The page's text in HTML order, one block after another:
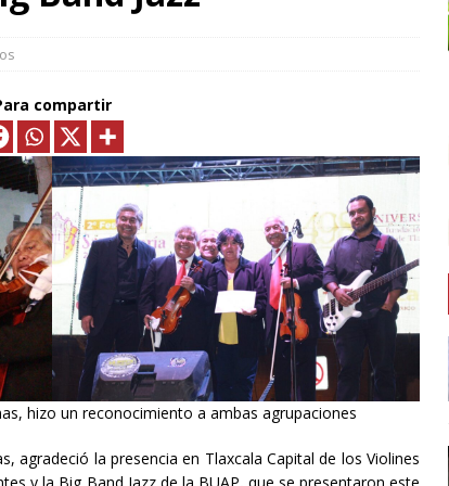
IMPULSA NEGOCIOS DE 362 FAMILIAS CON MÁS DE 9.5 MDP
QUE ANALIZARÁN LA EXPLOTACIÓN DE GAS NATURAL NO
FORTALECER LA SOBERANÍA ENERGÉTICA*
ECONOMÍA
Ray Vázquez iniciativa para proteger a mujeres de violencia
digital con IA
POLÍTICA
es tiempo de simulaciones, sino de acompañar a la Presidenta:
Ana Lilia Rivera
ESTADOS
Confirma Claudia Sheinbaum asistencia a la cumbre en España;
paz, soberanía y dignidad
MUNDO
SHEINBAUM Y LORENA CUÉLLAR INAUGURAN UNIVERSIDAD
CASTELLANOS” EN TEOLOCHOLCO
MUNICIPIOS
compartir
hizo un reconocimiento a ambas agrupaciones
agradeció la presencia en Tlaxcala Capital de los Violines